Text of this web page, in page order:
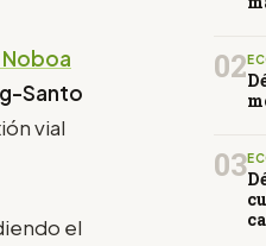
Santo
vial
el
02
03